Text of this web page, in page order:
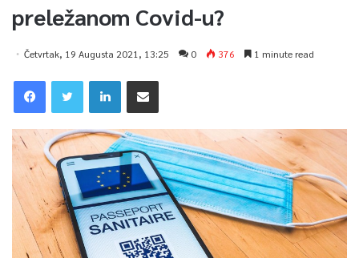
preležanom Covid-u?
Četvrtak, 19 Augusta 2021, 13:25 0 376 1 minute read